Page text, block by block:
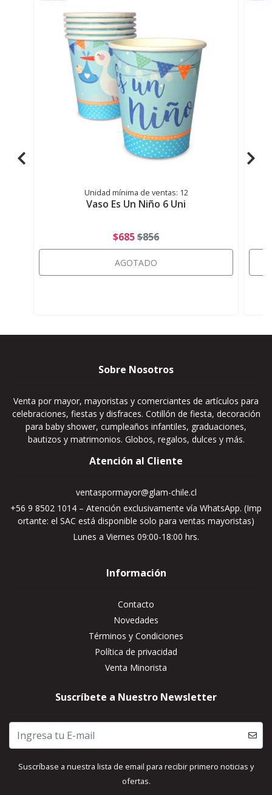
Unidad mínima de ventas: 12
Vaso Es Un Niño 6 Uni
$685$856
AGOTADO
Sobre Nosotros
Venta por mayor, mayoristas y comerciantes de artículos para
celebraciones, fiestas y disfraces. Cotillón de fiesta, decoración
para baby shower, cumpleaños infantiles, graduaciones,
bautizos y matrimonios. Globos, regalos, dulces y más.
Atención al Cliente
ventaspormayor@glam-chile.cl
+56 9 8502 1014 – Atención exclusivamente vía WhatsApp. (Imp
ortante: el SAC está disponible solo para ventas mayoristas)
Lunes a Viernes 09:00-18:00 hrs.
Información
Contacto
Novedades
Términos y Condiciones
Política de privacidad
Venta Minorista
Suscríbete a Nuestro Newsletter
Suscríbase a nuestra lista de email para recibir primero noticias y
ofertas.